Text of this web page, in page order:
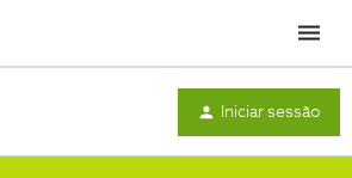
Menu
Iniciar sessão